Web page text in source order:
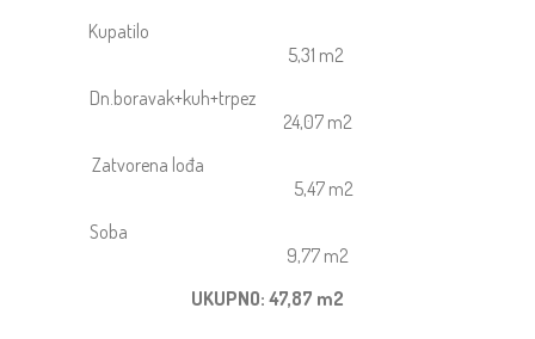
Kupatilo
5,31 m2
Dn.boravak+kuh+trpez
24,07 m2
Zatvorena lođa
5,47 m2
Soba
9,77 m2
UKUPNO: 47,87 m2